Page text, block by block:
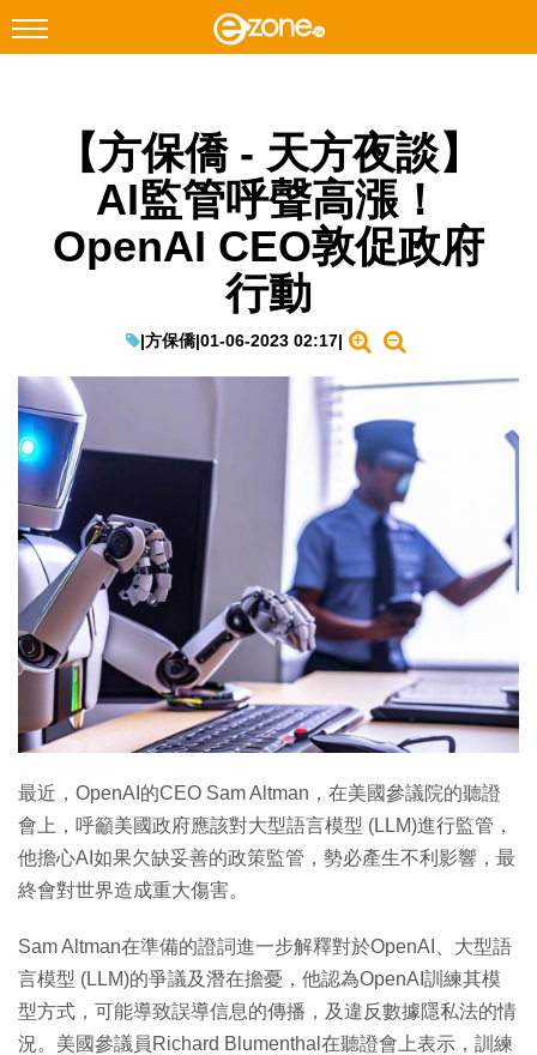
Facebook Instagram
網絡生活
EduTech
IT Times
生成式AI與雲端應用
Enterprise Digital Transformation
特集
【方保僑 - 天方夜談】
AI監管呼聲高漲！
OpenAI CEO敦促政府
行動
|方保僑|01-06-2023 02:17|
最近，OpenAI的CEO Sam Altman，在美國參議院的聽證
會上，呼籲美國政府應該對大型語言模型 (LLM)進行監管，
他擔心AI如果欠缺妥善的政策監管，勢必產生不利影響，最
終會對世界造成重大傷害。
Sam Altman在準備的證詞進一步解釋對於OpenAI、大型語
言模型 (LLM)的爭議及潛在擔憂，他認為OpenAI訓練其模
型方式，可能導致誤導信息的傳播，及違反數據隱私法的情
況。美國參議員Richard Blumenthal在聽證會上表示，訓練